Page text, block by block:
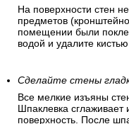
На поверхности стен
предметов
помещении были
водой и удалите
Сделайте стены
Все мелкие изъяны
Шпаклевка
поверхность. После